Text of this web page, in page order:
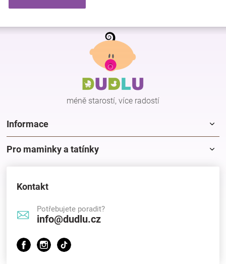
Z
méně starostí, více radostí
Informace
Pro maminky a tatínky
Kontakt
Potřebujete poradit?
info@dudlu.cz